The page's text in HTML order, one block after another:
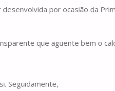
por ocasião da
que aguente bem o
Seguidamente,